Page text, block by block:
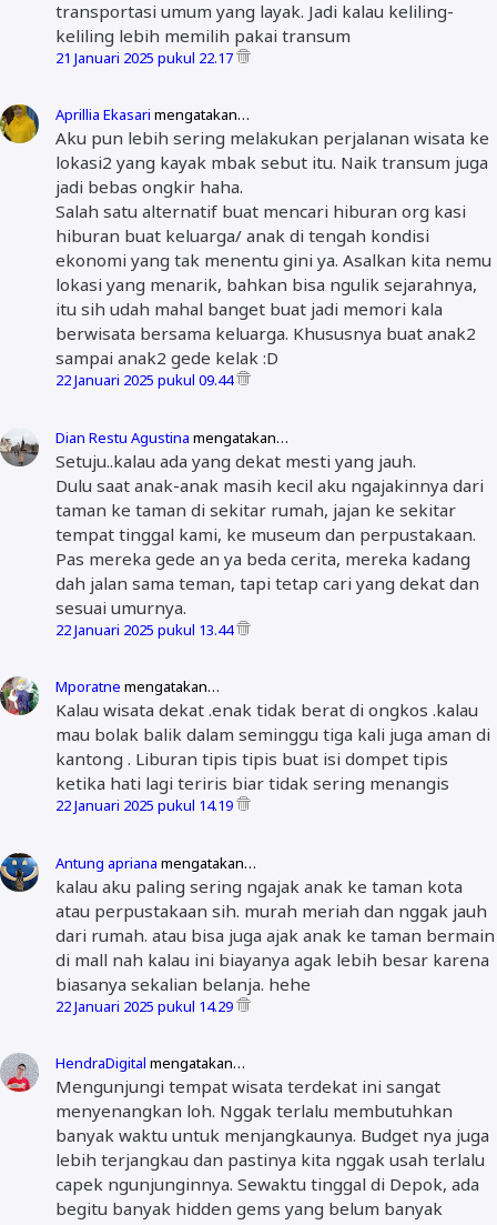
transportasi umum yang layak. Jadi kalau keliling-
keliling lebih memilih pakai transum
21 Januari 2025 pukul 22.17
Aprillia Ekasari mengatakan…
Aku pun lebih sering melakukan perjalanan wisata ke
lokasi2 yang kayak mbak sebut itu. Naik transum juga
jadi bebas ongkir haha.
Salah satu alternatif buat mencari hiburan org kasi
hiburan buat keluarga/ anak di tengah kondisi
ekonomi yang tak menentu gini ya. Asalkan kita nemu
lokasi yang menarik, bahkan bisa ngulik sejarahnya,
itu sih udah mahal banget buat jadi memori kala
berwisata bersama keluarga. Khususnya buat anak2
sampai anak2 gede kelak :D
22 Januari 2025 pukul 09.44
Dian Restu Agustina mengatakan…
Setuju..kalau ada yang dekat mesti yang jauh.
Dulu saat anak-anak masih kecil aku ngajakinnya dari
taman ke taman di sekitar rumah, jajan ke sekitar
tempat tinggal kami, ke museum dan perpustakaan.
Pas mereka gede an ya beda cerita, mereka kadang
dah jalan sama teman, tapi tetap cari yang dekat dan
sesuai umurnya.
22 Januari 2025 pukul 13.44
Mporatne mengatakan…
Kalau wisata dekat .enak tidak berat di ongkos .kalau
mau bolak balik dalam seminggu tiga kali juga aman di
kantong . Liburan tipis tipis buat isi dompet tipis
ketika hati lagi teriris biar tidak sering menangis
22 Januari 2025 pukul 14.19
Antung apriana mengatakan…
kalau aku paling sering ngajak anak ke taman kota
atau perpustakaan sih. murah meriah dan nggak jauh
dari rumah. atau bisa juga ajak anak ke taman bermain
di mall nah kalau ini biayanya agak lebih besar karena
biasanya sekalian belanja. hehe
22 Januari 2025 pukul 14.29
HendraDigital mengatakan…
Mengunjungi tempat wisata terdekat ini sangat
menyenangkan loh. Nggak terlalu membutuhkan
banyak waktu untuk menjangkaunya. Budget nya juga
lebih terjangkau dan pastinya kita nggak usah terlalu
capek ngunjunginnya. Sewaktu tinggal di Depok, ada
begitu banyak hidden gems yang belum banyak